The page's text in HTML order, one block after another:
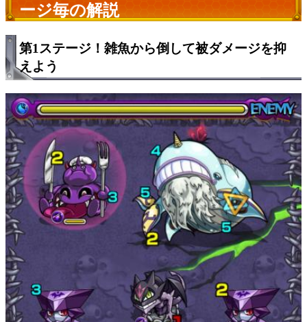
ージ毎の解説
第1ステージ！雑魚から倒して被ダメージを抑
えよう